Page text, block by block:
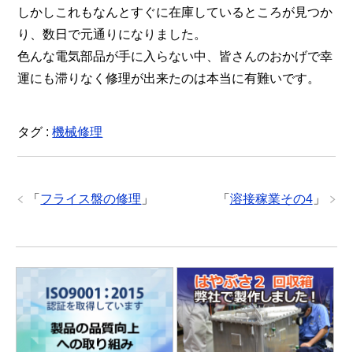
しかしこれもなんとすぐに在庫しているところが見つか
り、数日で元通りになりました。
色んな電気部品が手に入らない中、皆さんのおかげで幸
運にも滞りなく修理が出来たのは本当に有難いです。
タグ :機械修理
「 溶接稼業その4」
「 フライス盤の修理 」